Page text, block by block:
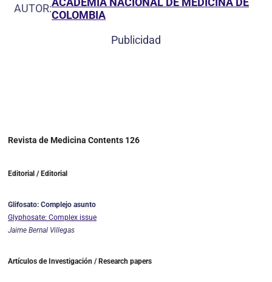
AUTOR:COLOMBIA
Publicidad
Revista de Medicina Contents 126
Editorial / Editorial
Glifosato: Complejo asunto
Glyphosate: Complex issue
Jaime Bernal Villegas
Artículos de Investigación / Research papers